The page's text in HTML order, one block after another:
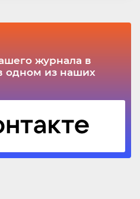
журнала в
одном из наших